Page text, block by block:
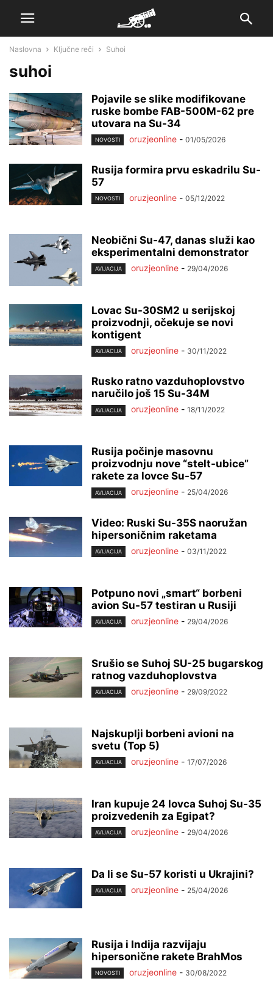
Naslovna Ključne reči Suhoi
suhoi
Pojavile se slike modifikovane
ruske bombe FAB-500M-62 pre
utovara na Su-34
NOVOSTI oruzjeonline - 01/05/2026
Rusija formira prvu eskadrilu Su-
57
NOVOSTI oruzjeonline - 05/12/2022
Neobični Su-47, danas služi kao
eksperimentalni demonstrator
AVIJACIJA oruzjeonline - 29/04/2026
Lovac Su-30SM2 u serijskoj
proizvodnji, očekuje se novi
kontigent
AVIJACIJA oruzjeonline - 30/11/2022
Rusko ratno vazduhoplovstvo
naručilo još 15 Su-34M
AVIJACIJA oruzjeonline - 18/11/2022
Rusija počinje masovnu
proizvodnju nove “stelt-ubice”
rakete za lovce Su-57
AVIJACIJA oruzjeonline - 25/04/2026
Video: Ruski Su-35S naoružan
hipersoničnim raketama
AVIJACIJA oruzjeonline - 03/11/2022
Potpuno novi „smart“ borbeni
avion Su-57 testiran u Rusiji
AVIJACIJA oruzjeonline - 29/04/2026
Srušio se Suhoj SU-25 bugarskog
ratnog vazduhoplovstva
AVIJACIJA oruzjeonline - 29/09/2022
Najskuplji borbeni avioni na
svetu (Top 5)
AVIJACIJA oruzjeonline - 17/07/2026
Iran kupuje 24 lovca Suhoj Su-35
proizvedenih za Egipat?
AVIJACIJA oruzjeonline - 29/04/2026
Da li se Su-57 koristi u Ukrajini?
AVIJACIJA oruzjeonline - 25/04/2026
Rusija i Indija razvijaju
hipersonične rakete BrahMos
NOVOSTI oruzjeonline - 30/08/2022